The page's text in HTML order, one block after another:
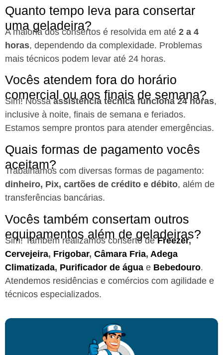
Quanto tempo leva para consertar
uma geladeira?
A maioria dos consertos é resolvida em até 2 a 4
horas, dependendo da complexidade. Problemas
mais técnicos podem levar até 24 horas.
Vocês atendem fora do horário
comercial ou aos finais de semana?
Sim! Nossaassistência técnica funciona 24 horas,
inclusive à noite, finais de semana e feriados.
Estamos sempre prontos para atender emergências.
Quais formas de pagamento vocês
aceitam?
Trabalhamos com diversas formas de pagamento:
dinheiro, Pix, cartões de crédito e débito, além de
transferências bancárias.
Vocês também consertam outros
equipamentos além de geladeiras?
Sim! Também realizamos conserto deFreezer,
Cervejeira, Frigobar, Câmara Fria, Adega
Climatizada, Purificador de água e Bebedouro.
Atendemos residências e comércios com agilidade e
técnicos especializados.